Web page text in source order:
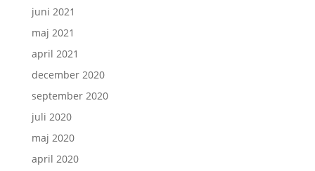
juni 2021
maj 2021
april 2021
december 2020
september 2020
juli 2020
maj 2020
april 2020